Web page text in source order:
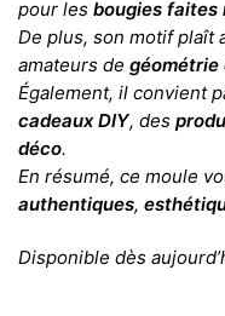
pour les bougies faites
De plus, son motif plaît
amateurs de géométrie
Également, il convient
cadeaux DIY, des
déco.
En résumé, ce moule
authentiques,
Disponible dès